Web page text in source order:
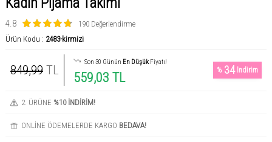
4.8
190 Değerlendirme
Ürün Kodu : 2483-kirmizi
849,99 TL
Son 30 Günün En DüşükFiyatı!
559,03 TL %34İndirim
2. ÜRÜNE %10 İNDİRİM!
ONLİNE ÖDEMELERDE KARGO BEDAVA!